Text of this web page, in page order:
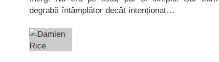
degrabă întâmplător decât intenționat…